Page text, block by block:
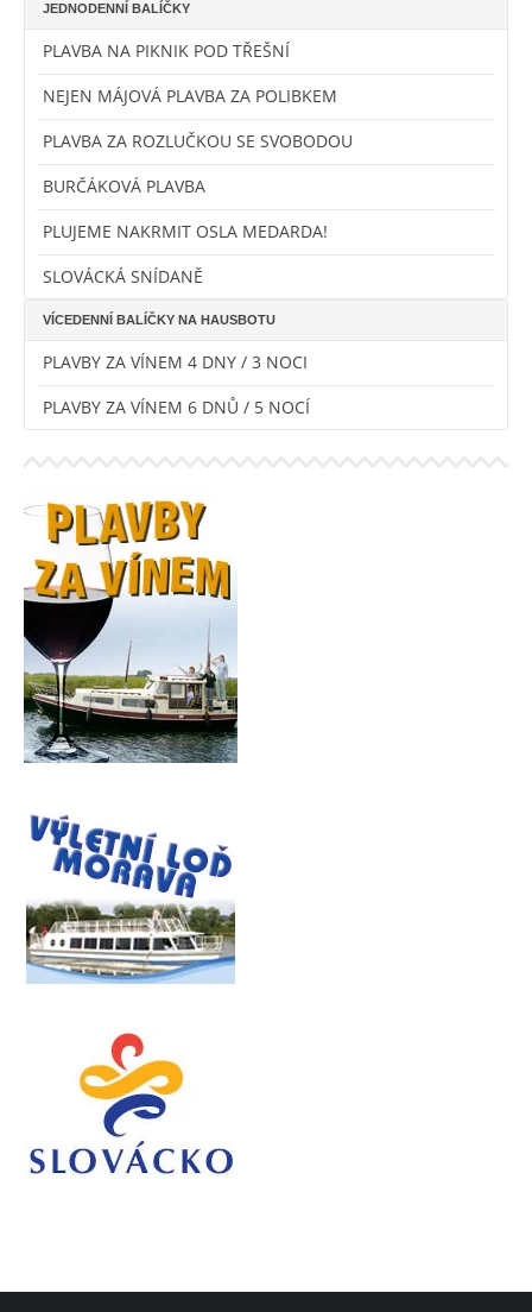
JEDNODENNÍ BALÍČKY
PLAVBA NA PIKNIK POD TŘEŠNÍ
NEJEN MÁJOVÁ PLAVBA ZA POLIBKEM
PLAVBA ZA ROZLUČKOU SE SVOBODOU
BURČÁKOVÁ PLAVBA
PLUJEME NAKRMIT OSLA MEDARDA!
SLOVÁCKÁ SNÍDANĚ
VÍCEDENNÍ BALÍČKY NA HAUSBOTU
PLAVBY ZA VÍNEM 4 DNY / 3 NOCI
PLAVBY ZA VÍNEM 6 DNŮ / 5 NOCÍ